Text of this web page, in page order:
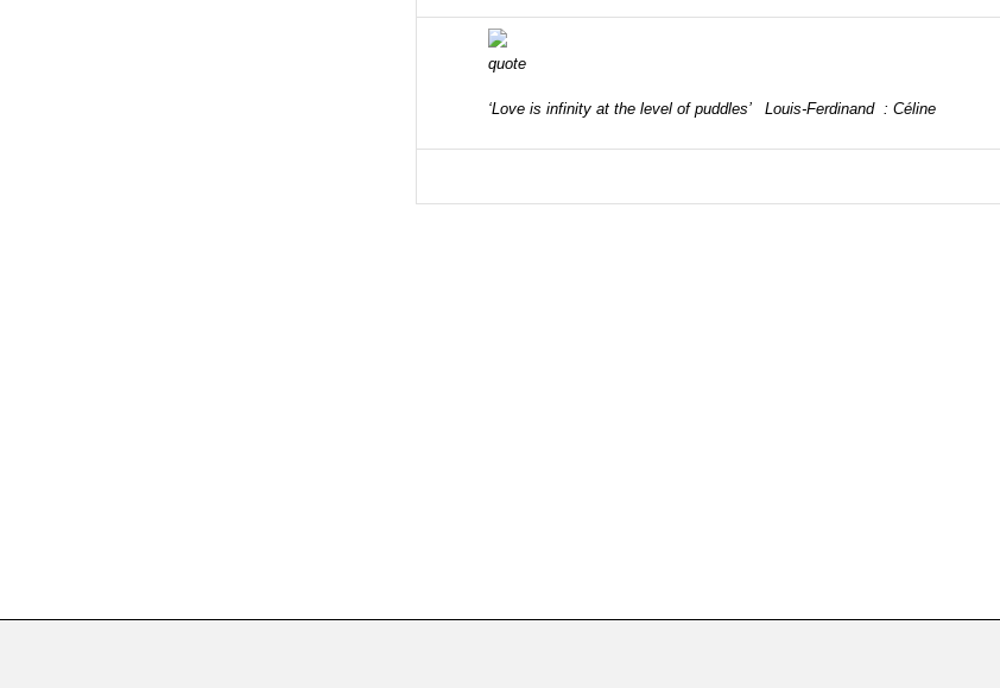
‘Love is infinity at the level of puddles’ Louis-Ferdinand : Céline